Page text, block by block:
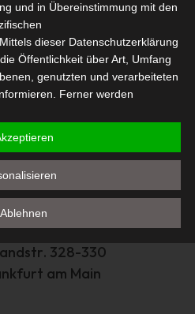
328-330
am Main
und in Übereinstimmung mit den
dieser Datenschutzerklärung
Öffentlichkeit über Art, Umfang
genutzten und verarbeiteten
Ferner werden
Verantwortlicher zahlreiche
Maßnahmen umgesetzt, um
der über diese Internetseite
Daten sicherzustellen.
kann. Aus diesem Grund
frei, personenbezogene